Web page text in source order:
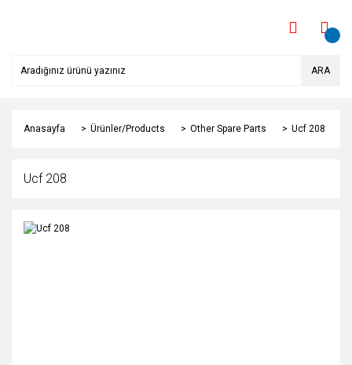
ARA
Anasayfa Ürünler/Products Other Spare Parts Ucf 208
Ucf 208